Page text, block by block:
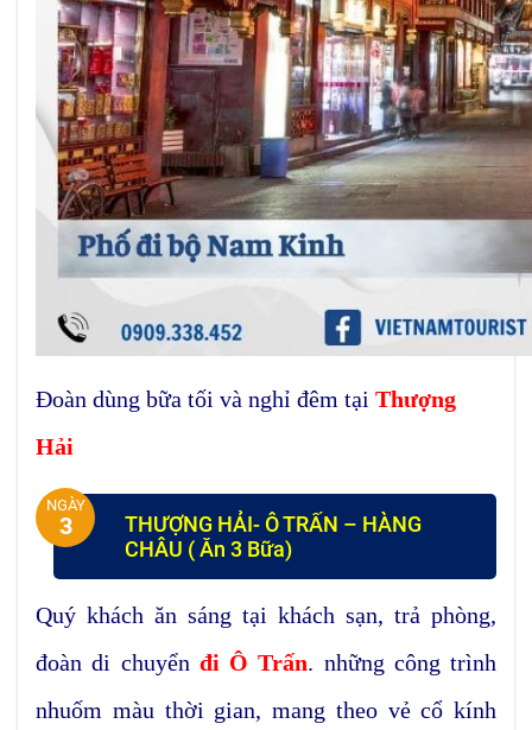
Đoàn dùng bữa tối và nghỉ đêm tại Thượng
Hải
NGÀY
3
THƯỢNG HẢI- Ô TRẤN – HÀNG
CHÂU ( Ăn 3 Bữa)
Quý khách ăn sáng tại khách sạn, trả phòng,
đoàn di chuyển đi Ô Trấn. những công trình
nhuốm màu thời gian, mang theo vẻ cổ kính